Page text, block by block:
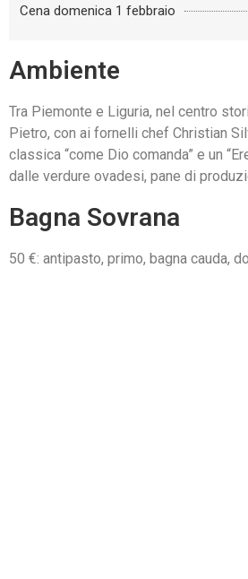
Cena domenica 1 febbraio
Ambiente
Tra Piemonte e Liguria, nel centro
Pietro, con ai fornelli chef Christian
classica “come Dio comanda” e un
dalle verdure ovadesi, pane di
Bagna Sovrana
50 €: antipasto, primo, bagna cauda,